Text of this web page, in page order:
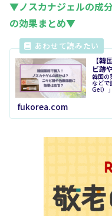
▼ノスカナジェルの成
の効果まとめ▼
【
ビ跡
韓国の
などで
Gel）
ーに
fukorea.com